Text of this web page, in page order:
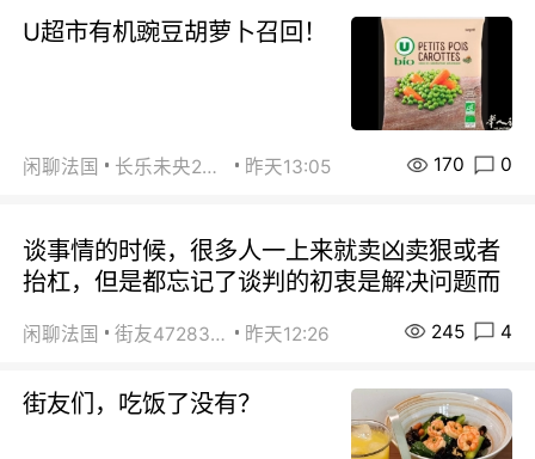
U超市有机豌豆胡萝卜召回！
闲聊法国 长乐未央2015 昨天13:05 170 0
谈事情的时候，很多人一上来就卖凶卖狠或者
抬杠，但是都忘记了谈判的初衷是解决问题而
闲聊法国 街友472838572 昨天12:26 245 4
街友们，吃饭了没有？